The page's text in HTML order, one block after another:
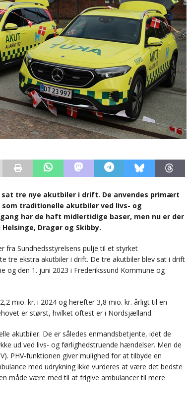
tre nye akutbiler i drift. De anvendes primært
traditionelle akutbiler ved livs- og
har de haft midlertidige baser, men nu er der
Dragør og Skibby.
fra Sundhedsstyrelsens pulje til et styrket
tre ekstra akutbiler i drift. De tre akutbiler blev sat i drift
og den 1. juni 2023 i Frederikssund Kommune og
mio. kr. i 2024 og herefter 3,8 mio. kr. årligt til en
er størst, hvilket oftest er i Nordsjælland.
akutbiler. De er således enmandsbetjente, idet de
ud ved livs- og førlighedstruende hændelser. Men de
PHV-funktionen giver mulighed for at tilbyde en
med udrykning ikke vurderes at være det bedste
måde være med til at frigive ambulancer til mere